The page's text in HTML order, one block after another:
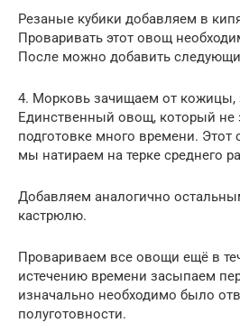
Резаные кубики добавляем в
Проваривать этот овощ
После можно добавить
4. Морковь зачищаем от
Единственный овощ, который не
подготовке много времени. Этот
мы натираем на терке среднего
Добавляем аналогично
кастрюлю.
Провариваем все овощи ещё в
истечению времени засыпаем
изначально необходимо было
полуготовности.